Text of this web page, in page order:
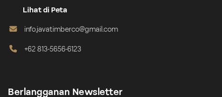
Lihat di Peta
info.javatimberco@gmail.com
+62 813-5656-6123
Berlangganan Newsletter